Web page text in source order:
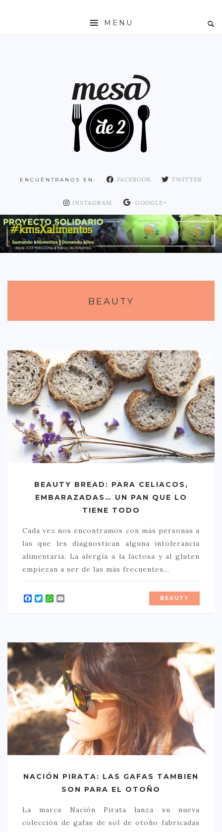
MENU
COMUNIDAD DE MADRID
DISTRITO ARGANZUELA
DISTRITO CHAMARTÍN
DISTRITO CHAMBERÍ
DISTRITO HORTALEZA
DISTRITO SALAMANCA
OTROS
TIPO DE COMIDA
AMERICANA
ASIÁTICA
CARNES
CREATIVA
FUSIÓN
INDIA
MEDITERRÁNEA
SALUDABLE
< 25 €
25 – 50 €
> 50 €
NUESTROS FAVORITOS
LIFESTYLE
BEAUTY
CONOCIENDO A …
ESCAPADAS
EVENTOS POP UP
GOURMET
HEALTHY
ENCUÉNTRANOS EN: FACEBOOK TWITTER
INSTAGRAM GOOGLE+
BEAUTY
BEAUTY BREAD: PARA CELIACOS,
EMBARAZADAS… UN PAN QUE LO
TIENE TODO
Cada vez nos encontramos con más personas a
las que les diagnostican alguna intolerancia
alimentaria. La alergia a la lactosa y al gluten
empiezan a ser de las más frecuentes…
Facebook
Twitter
WhatsApp BEAUTY
NACIÓN PIRATA: LAS GAFAS TAMBIEN
SON PARA EL OTOÑO
La marca Nación Pirata lanza su nueva
colección de gafas de sol de otoño fabricadas